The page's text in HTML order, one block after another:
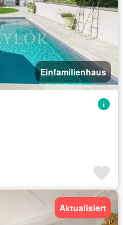
Einfamilienhaus
Aktualisiert